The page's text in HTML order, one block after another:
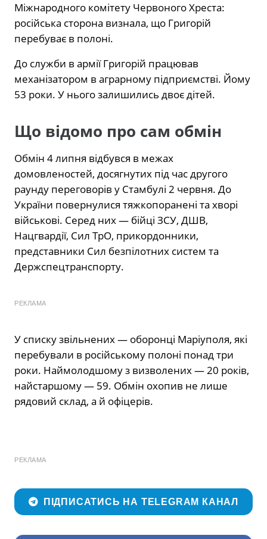
Міжнародного комітету Червоного Хреста:
російська сторона визнала, що Григорій
перебуває в полоні.
До служби в армії Григорій працював
механізатором в аграрному підприємстві. Йому
53 роки. У нього залишились двоє дітей.
Що відомо про сам обмін
Обмін 4 липня відбувся в межах
домовленостей, досягнутих під час другого
раунду переговорів у Стамбулі 2 червня. До
України повернулися тяжкопоранені та хворі
військові. Серед них — бійці ЗСУ, ДШВ,
Нацгвардії, Сил ТрО, прикордонники,
представники Сил безпілотних систем та
Держспецтранспорту.
РЕКЛАМА
У списку звільнених — оборонці Маріуполя, які
перебували в російському полоні понад три
роки. Наймолодшому з визволених — 20 років,
найстаршому — 59. Обмін охопив не лише
рядовий склад, а й офіцерів.
РЕКЛАМА
ПІДПИСАТИСЬ НА TELEGRAM КАНАЛ